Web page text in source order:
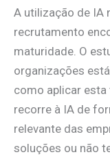
A utilização de IA
recrutamento
maturidade. O
organizações
como aplicar
recorre à IA de
relevante das
soluções ou não